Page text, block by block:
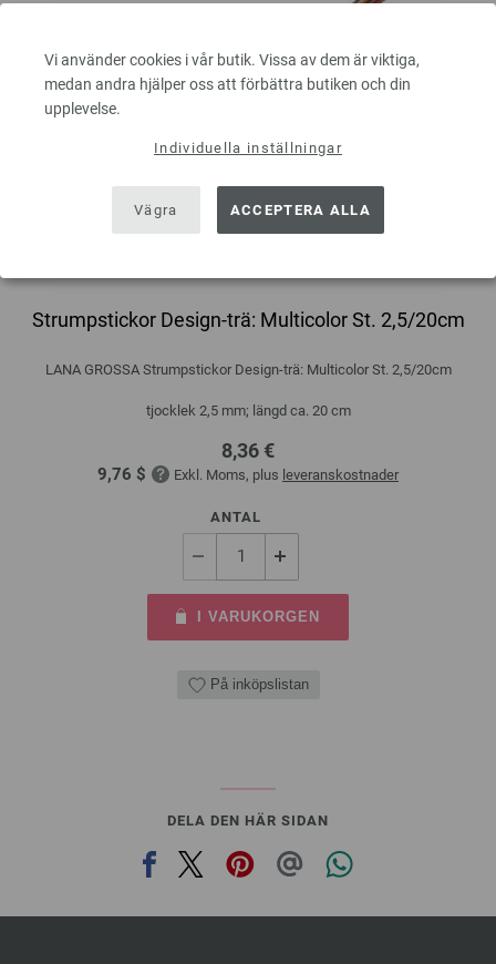
Vi använder cookies i vår butik. Vissa av dem är viktiga,
medan andra hjälper oss att förbättra butiken och din
upplevelse.
Individuella inställningar
Vägra ACCEPTERA ALLA
Strumpstickor Design-trä: Multicolor St. 2,5/20cm
LANA GROSSA Strumpstickor Design-trä: Multicolor St. 2,5/20cm
tjocklek 2,5 mm; längd ca. 20 cm
8,36 €
9,76 $ Exkl. Moms, plus leveranskostnader
ANTAL
I VARUKORGEN
På inköpslistan
DELA DEN HÄR SIDAN